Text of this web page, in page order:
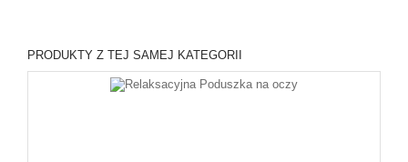
PRODUKTY Z TEJ SAMEJ KATEGORII